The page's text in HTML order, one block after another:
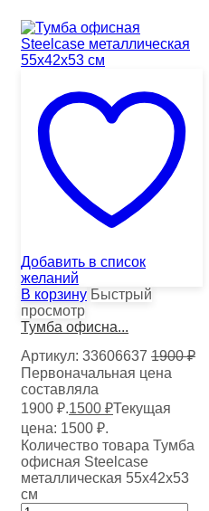
Добавить в список
желаний
В корзину Быстрый
просмотр
Тумба офисна...
Артикул: 33606637 1900₽
Первоначальная цена
составляла
1900 ₽.1500 ₽Текущая
цена: 1500 ₽.
Количество товара Тумба
офисная Steelcase
металлическая 55х42х53
см